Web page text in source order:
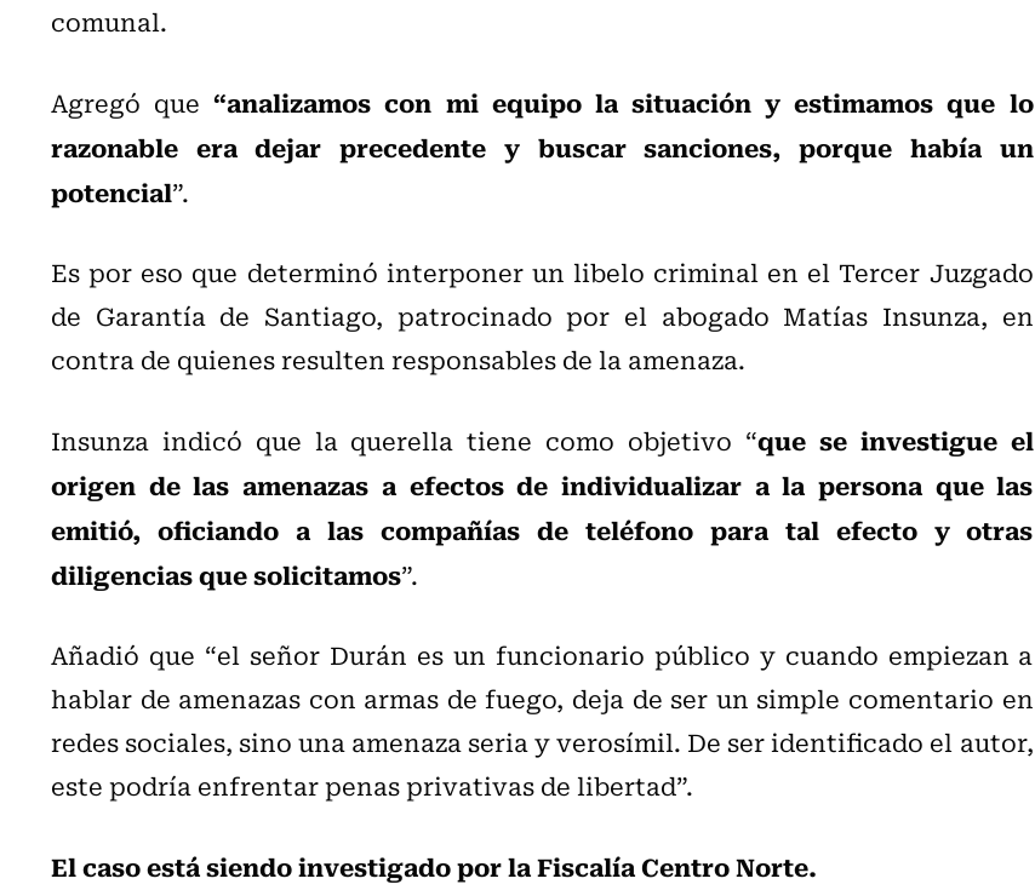
comunal.
Agregó que“analizamos con mi equipo la situación y estimamos que lo
razonable era dejar precedente y buscar sanciones, porque había un
potencial”.
Es por eso que determinó interponer un libelo criminal en el Tercer Juzgado
de Garantía de Santiago, patrocinado por el abogado Matías Insunza, en
contra de quienes resulten responsables de la amenaza.
Insunza indicó que la querella tiene como objetivo “que se investigue el
origen de las amenazas a efectos de individualizar a la persona que las
emitió, oficiando a las compañías de teléfono para tal efecto y otras
diligencias que solicitamos”.
Añadió que “el señor Durán es un funcionario público y cuando empiezan a
hablar de amenazas con armas de fuego, deja de ser un simple comentario en
redes sociales, sino una amenaza seria y verosímil. De ser identificado el autor,
este podría enfrentar penas privativas de libertad”.
El caso está siendo investigado por la Fiscalía Centro Norte.